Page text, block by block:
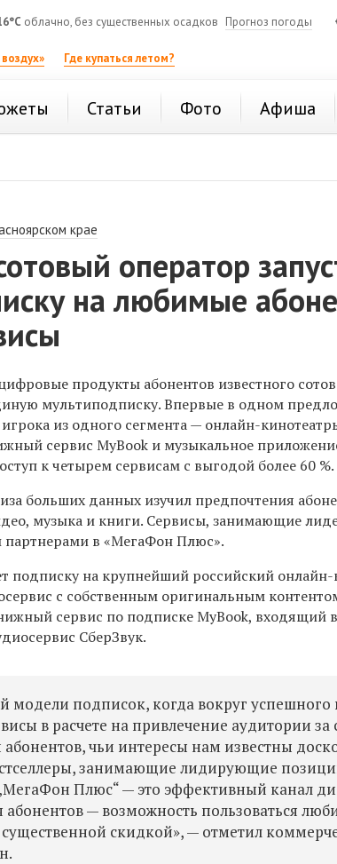
облачно, без существенных осадков Прогноз погоды
Где купаться летом?
Статьи Фото Афиша
крае
оператор
на любимые
продукты абонентов известного
мультиподписку. Впервые в одном
из одного сегмента — онлайн-
сервис MyBook и музыкальное
к четырем сервисам с выгодой более 60 %.
больших данных изучил предпочтения
музыка и книги. Сервисы, занимающие
партнерами в «МегаФон Плюс».
подписку на крупнейший российский онлайн-
с собственным оригинальным
сервис по подписке MyBook, входящий
СберЗвук.
модели подписок, когда вокруг успешного
в расчете на привлечение аудитории за
чьи интересы нам известны
занимающие лидирующие
Плюс“ — это эффективный канал
— возможность пользоваться
скидкой», — отметил